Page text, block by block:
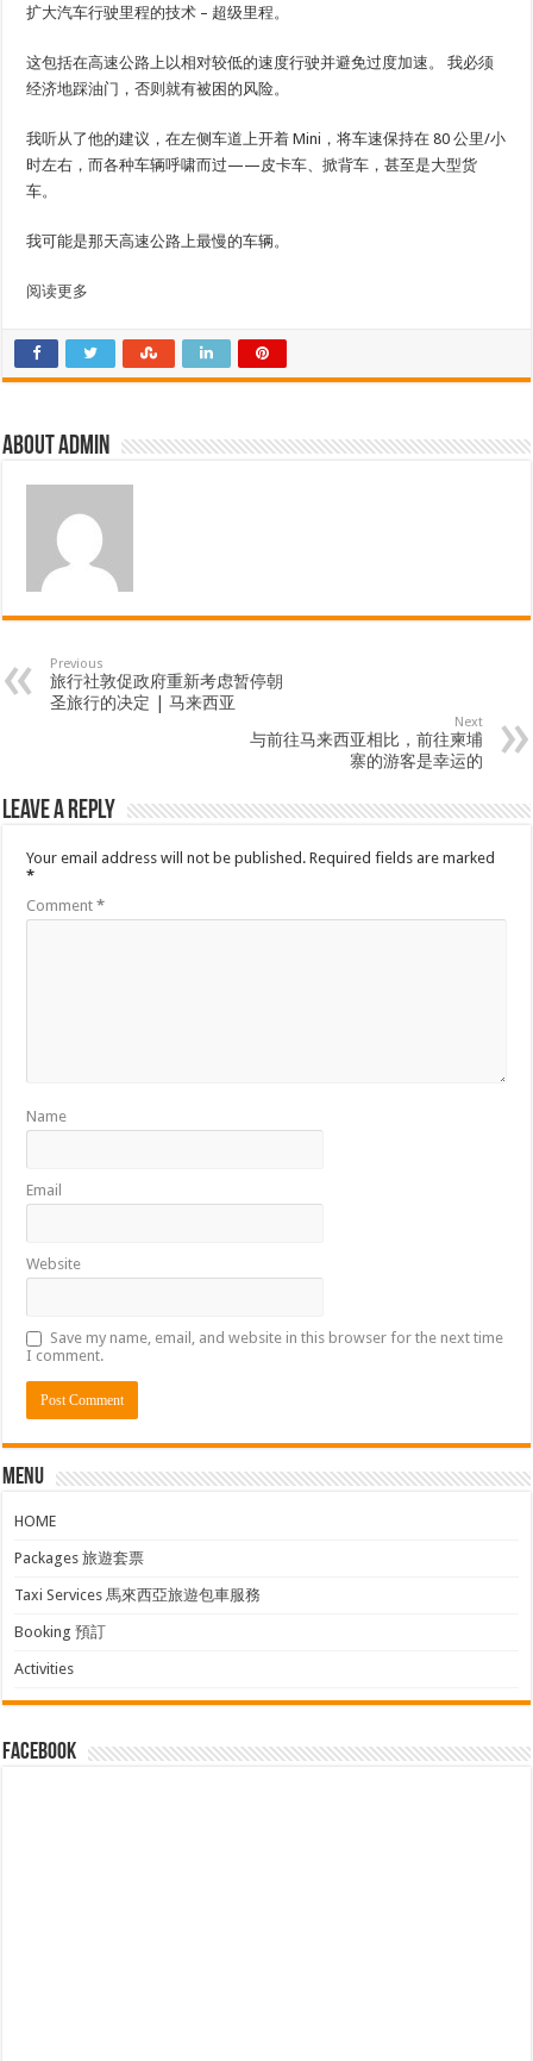
扩大汽车行驶里程的技术 – 超级里程。
这包括在高速公路上以相对较低的速度行驶并避免过度加速。 我必须
经济地踩油门，否则就有被困的风险。
我听从了他的建议，在左侧车道上开着 Mini，将车速保持在 80 公里/小
时左右，而各种车辆呼啸而过——皮卡车、掀背车，甚至是大型货
车。
我可能是那天高速公路上最慢的车辆。
阅读更多
About admin
Previous
旅行社敦促政府重新考虑暂停朝
圣旅行的决定 | 马来西亚
Next
与前往马来西亚相比，前往柬埔
寨的游客是幸运的
Leave a Reply
Your email address will not be published. Required fields are marked
*
Comment*
Name
Email
Website
Save my name, email, and website in this browser for the next time
I comment.
Menu
HOME
Packages 旅遊套票
Taxi Services 馬來西亞旅遊包車服務
Booking 預訂
Activities
facebook